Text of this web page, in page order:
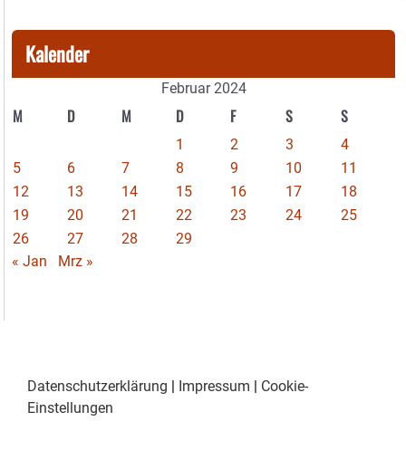
Kalender
Februar 2024
M D M D F S S
1 2 3
4
5
6 7 8 9 10
11
12
13 14 15 16 17
18
19
20 21 22 23 24
25
26
27 28
29
« Jan
Mrz »
Datenschutzerklärung | Impressum | Cookie-
Einstellungen